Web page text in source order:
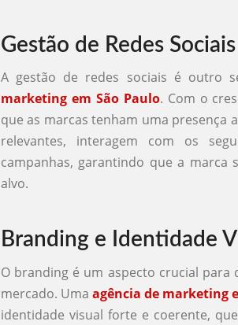
Gestão de Redes Sociais
A gestão de redes sociais é outro
marketing em São Paulo. Com o
que as marcas tenham uma presença
relevantes, interagem com os
campanhas, garantindo que a marca
alvo.
Branding e Identidade
O branding é um aspecto crucial para
mercado. Uma agência de marketing
identidade visual forte e coerente,